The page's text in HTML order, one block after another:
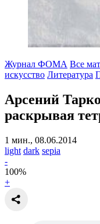
Журнал ФОМА Все
искусство Литература
Арсений
раскрывая
1 мин., 08.06.2014
light dark sepia
-
100%
+